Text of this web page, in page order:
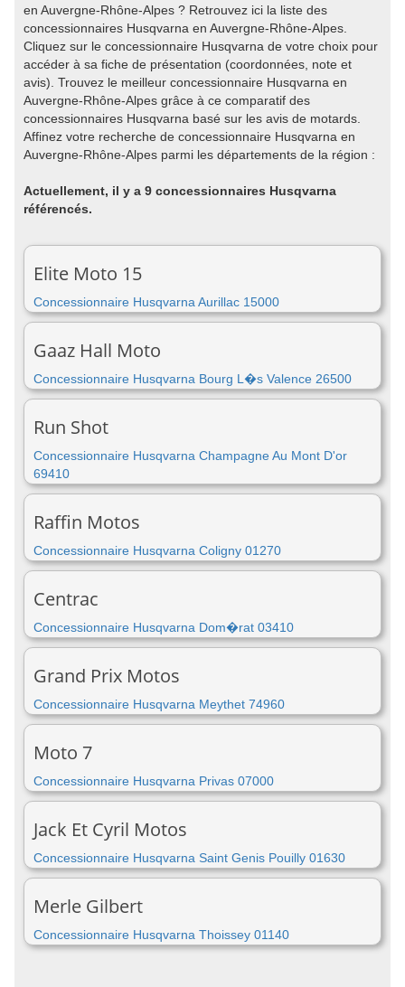
en Auvergne-Rhône-Alpes ? Retrouvez ici la liste des
concessionnaires Husqvarna en Auvergne-Rhône-Alpes.
Cliquez sur le concessionnaire Husqvarna de votre choix pour
accéder à sa fiche de présentation (coordonnées, note et
avis). Trouvez le meilleur concessionnaire Husqvarna en
Auvergne-Rhône-Alpes grâce à ce comparatif des
concessionnaires Husqvarna basé sur les avis de motards.
Affinez votre recherche de concessionnaire Husqvarna en
Auvergne-Rhône-Alpes parmi les départements de la région :
Actuellement, il y a 9 concessionnaires Husqvarna
référencés.
Elite Moto 15
Concessionnaire Husqvarna Aurillac 15000
Gaaz Hall Moto
Concessionnaire Husqvarna Bourg L�s Valence 26500
Run Shot
Concessionnaire Husqvarna Champagne Au Mont D'or
69410
Raffin Motos
Concessionnaire Husqvarna Coligny 01270
Centrac
Concessionnaire Husqvarna Dom�rat 03410
Grand Prix Motos
Concessionnaire Husqvarna Meythet 74960
Moto 7
Concessionnaire Husqvarna Privas 07000
Jack Et Cyril Motos
Concessionnaire Husqvarna Saint Genis Pouilly 01630
Merle Gilbert
Concessionnaire Husqvarna Thoissey 01140